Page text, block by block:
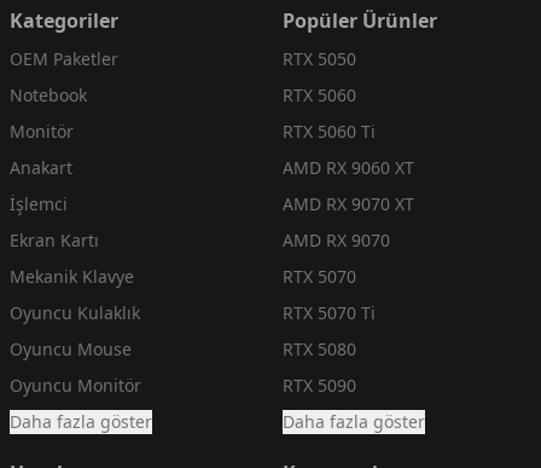
Kategoriler
OEM Paketler
Notebook
Monitör
Anakart
İşlemci
Ekran Kartı
Mekanik Klavye
Oyuncu Kulaklık
Oyuncu Mouse
Oyuncu Monitör
Daha fazla göster
Popüler Ürünler
RTX 5050
RTX 5060
RTX 5060 Ti
AMD RX 9060 XT
AMD RX 9070 XT
AMD RX 9070
RTX 5070
RTX 5070 Ti
RTX 5080
RTX 5090
Daha fazla göster